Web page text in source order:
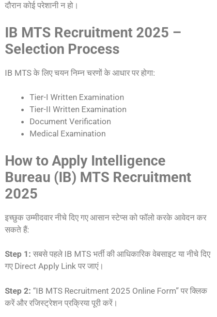
दौरान कोई परेशानी न हो।
IB MTS Recruitment 2025 –
Selection Process
IB MTS के लिए चयन निम्न चरणों के आधार पर होगा:
Tier-I Written Examination
Tier-II Written Examination
Document Verification
Medical Examination
How to Apply Intelligence
Bureau (IB) MTS Recruitment
2025
इच्छुक उम्मीदवार नीचे दिए गए आसान स्टेप्स को फॉलो करके आवेदन कर
सकते हैं:
Step 1: सबसे पहले IB MTS भर्ती की आधिकारिक वेबसाइट या नीचे दिए
गए Direct Apply Link पर जाएं।
Step 2: “IB MTS Recruitment 2025 Online Form” पर क्लिक
करें और रजिस्ट्रेशन प्रक्रिया पूरी करें।